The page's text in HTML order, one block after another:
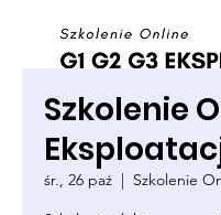
Szkolenie
śr., 26 paź
  |
Szkolenie